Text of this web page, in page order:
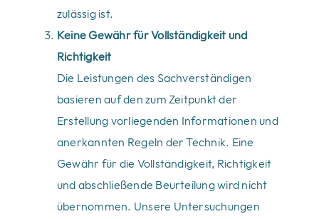
zulässig ist.
Keine Gewähr für Vollständigkeit und
Richtigkeit
Die Leistungen des Sachverständigen
basieren auf den zum Zeitpunkt der
Erstellung vorliegenden Informationen und
anerkannten Regeln der Technik. Eine
Gewähr für die Vollständigkeit, Richtigkeit
und abschließende Beurteilung wird nicht
übernommen. Unsere Untersuchungen